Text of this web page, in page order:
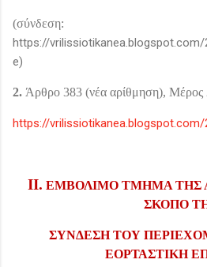
(σύνδεση:
https://vrilissiotikanea.blogspot.com/
e)
2. Άρθρο 383 (νέα αρίθμηση), Μέρος
https://
II. ΕΜΒΟΛΙΜΟ ΤΜΗΜΑ ΤΗΣ
ΣΚΟΠΟ
ΣΥΝΔΕΣΗ ΤΟΥ
ΕΟΡΤΑΣΤΙΚΗ